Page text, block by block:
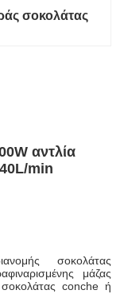
σοκολάτας
αντλία
min
σοκολάτας
μάζας
conche ή